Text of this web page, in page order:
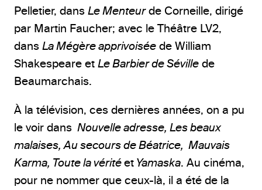
Pelletier, dans Le Menteurde Corneille, dirigé
par Martin Faucher; avec le Théâtre LV2,
dans La Mégère apprivoisée de William
Shakespeare et Le Barbier de Séville de
Beaumarchais.
À la télévision, ces dernières années, on a pu
le voir dans Nouvelle adresse, Les beaux
malaises, Au secours de Béatrice, Mauvais
Karma, Toute la véritéet Yamaska. Au cinéma,
pour ne nommer que ceux-là, il a été de la